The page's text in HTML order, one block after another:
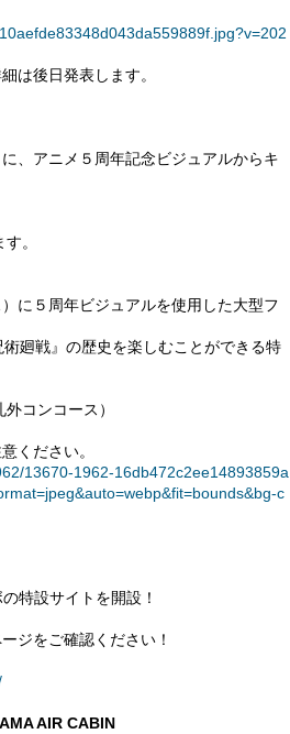
は後日発表します。
、アニメ５周年記念ビジュアルからキ
。
に５周年ビジュアルを使用した大型フ
廻戦』の歴史を楽しむことができる特
コンコース）
ください。
13670-1962-16db472c2ee14893859a
c
特設サイトを開設！
ジをご確認ください！
AIR CABIN